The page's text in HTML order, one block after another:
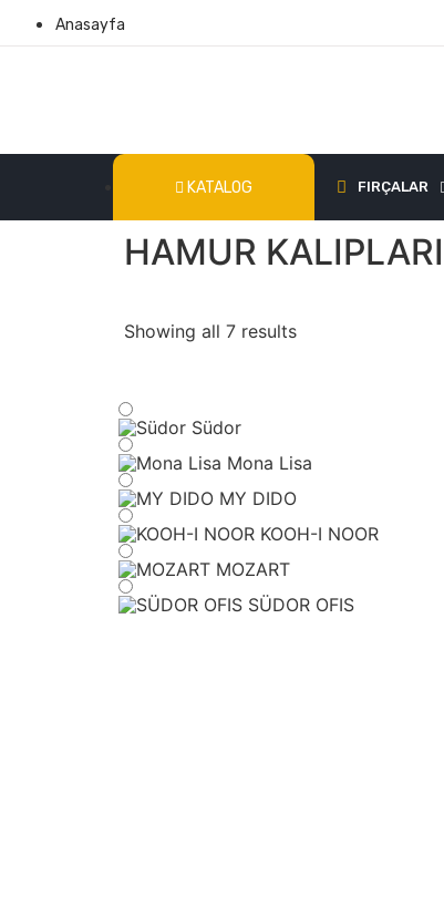
Anasayfa
KATALOG FIRÇALAR
HAMUR KALIPLARI
Showing all 7 results
Südor
Mona Lisa
MY DIDO
KOOH-I NOOR
MOZART
SÜDOR OFIS